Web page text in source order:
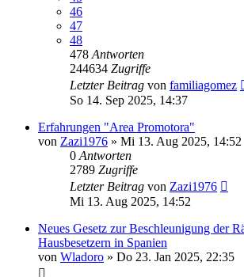
46
47
48
478 Antworten
244634 Zugriffe
Letzter Beitrag von familiagomez
So 14. Sep 2025, 14:37
Erfahrungen "Area Promotora"
von Zazi1976 » Mi 13. Aug 2025, 14:52
0 Antworten
2789 Zugriffe
Letzter Beitrag von Zazi1976
Mi 13. Aug 2025, 14:52
Neues Gesetz zur Beschleunigung der
Hausbesetzern in Spanien
von Wladoro » Do 23. Jan 2025, 22:35